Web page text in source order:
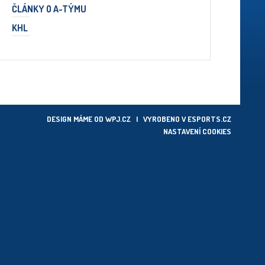
ČLÁNKY O A-TÝMU
KHL
DESIGN MÁME OD WPJ.CZ | VYROBENO VESPORTS.CZ
NASTAVENÍ COOKIES